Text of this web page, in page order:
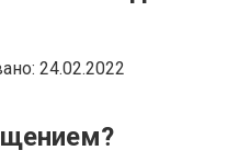
24.02.2022